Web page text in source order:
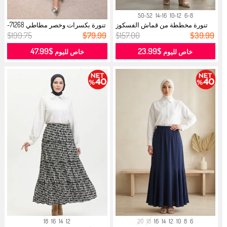
6-8
10-12
14-16
50-52
تنورة مخططة من قماش الفسكوز
مع حزام...
$157.00 $39.99
خاص لليوم $23.99
تنورة بكسرات وخصر مطاطي 71268-
02 لو...
$199.75 $79.99
خاص لليوم$47.99
6
8
10
12
14
16
18
20
12
14
16
18